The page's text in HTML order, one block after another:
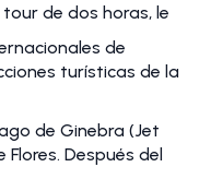
de dos horas, le
de
turísticas de la
de Ginebra (Jet
Flores. Después del